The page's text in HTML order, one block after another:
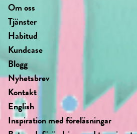
Om oss
Tjänster
Habitud
Kundcase
Blogg
Nyhetsbrev
Kontakt
English
Inspiration med föreläsningar